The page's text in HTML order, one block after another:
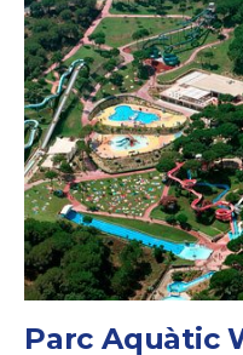
Parc Aquàtic